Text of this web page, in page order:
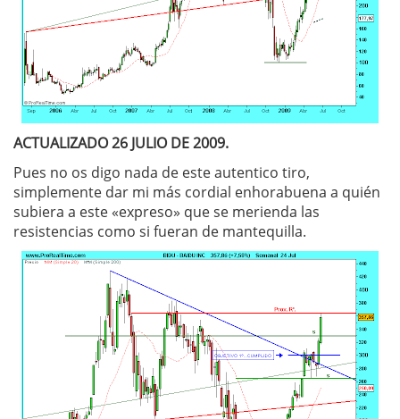
ACTUALIZADO 26 JULIO DE 2009.
Pues no os digo nada de este autentico tiro,
simplemente dar mi más cordial enhorabuena a quién
subiera a este «expreso» que se merienda las
resistencias como si fueran de mantequilla.